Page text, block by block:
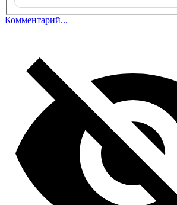
Комментарий...